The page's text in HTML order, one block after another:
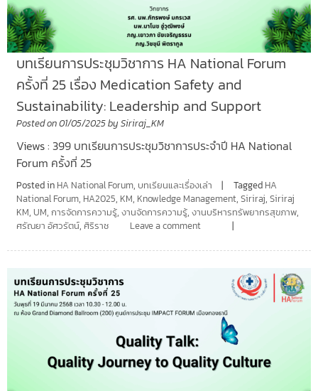
บทเรียนการประชุมวิชาการ HA National Forum
ครั้งที่ 25 เรื่อง Medication Safety and
Sustainability: Leadership and Support
Posted on01/05/2025by Siriraj_KM
Views : 399 บทเรียนการประชุมวิชาการประจำปี HA National
Forum ครั้งที่ 25
Posted in HA National Forum, บทเรียนและเรื่องเล่า Tagged HA
National Forum, HA2025, KM, Knowledge Management, Siriraj, Siriraj
KM, UM, การจัดการความรู้, งานจัดการความรู้, งานบริหารทรัพยากรสุขภาพ,
ศรัณยา อัศวรัตน์, ศิริราช Leave a comment